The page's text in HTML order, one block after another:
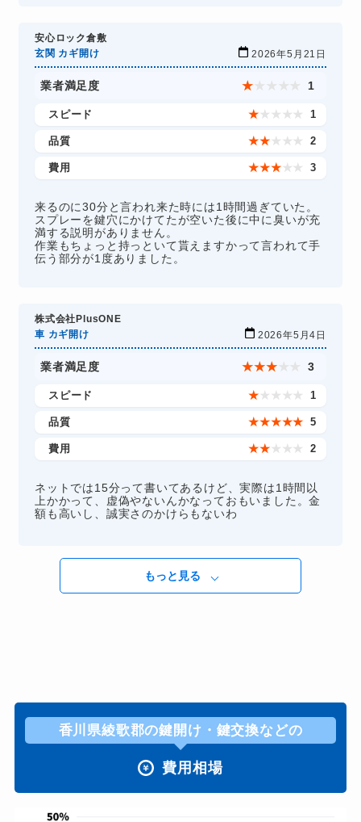
安心ロック倉敷
玄関 カギ開け
2026年5月21日
業者満足度 ★ ★ ★ ★ ★ 1
スピード ★ ★ ★ ★ ★ 1
品質 ★★ ★ ★ ★ 2
費用 ★★★ ★ ★ 3
来るのに30分と言われ来た時には1時間過ぎていた。
スプレーを鍵穴にかけてたが空いた後に中に臭いが充
満する説明がありません。
作業もちょっと持っといて貰えますかって言われて手
伝う部分が1度ありました。
株式会社PlusONE
車 カギ開け
2026年5月4日
業者満足度 ★★★ ★ ★ 3
スピード ★ ★ ★ ★ ★ 1
品質 ★★★★★ 5
費用 ★★ ★ ★ ★ 2
ネットでは15分って書いてあるけど、実際は1時間以
上かかって、虚偽やないんかなっておもいました。金
額も高いし、誠実さのかけらもないわ
もっと見る
香川県綾歌郡の鍵開け・鍵交換などの
費用相場